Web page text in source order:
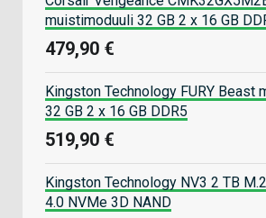
muistimoduuli 32 GB 2 x 16 GB
479,90 €
Kingston Technology FURY Beast
32 GB 2 x 16 GB DDR5
519,90 €
Kingston Technology NV3 2 TB
4.0 NVMe 3D NAND